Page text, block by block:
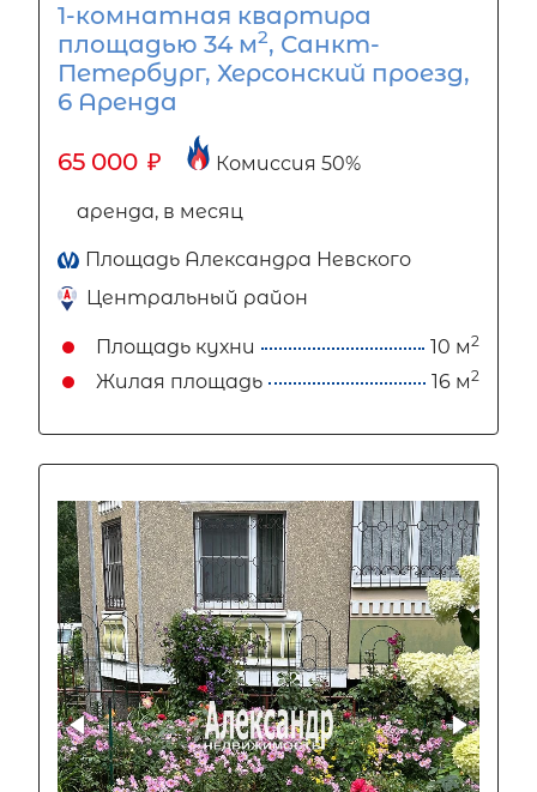
1-комнатная квартира
площадью 34 м2, Санкт-
Петербург, Херсонский проезд,
6 Аренда
65 000 ₽ Комиссия 50%
аренда, в месяц
Площадь Александра Невского
Центральный район
Площадь кухни 10 м2
Жилая площадь 16 м2